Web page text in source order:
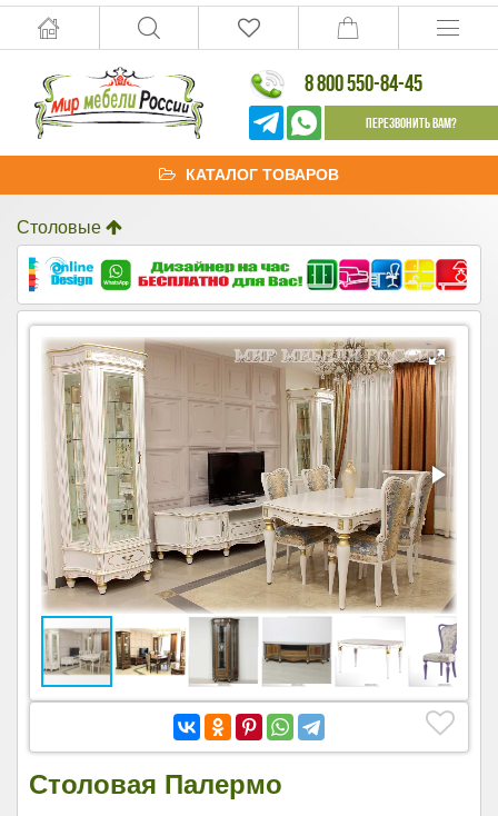
8 800 550-84-45
Перезвонить Вам?
КАТАЛОГ ТОВАРОВ
Столовые
Столовая Палермо